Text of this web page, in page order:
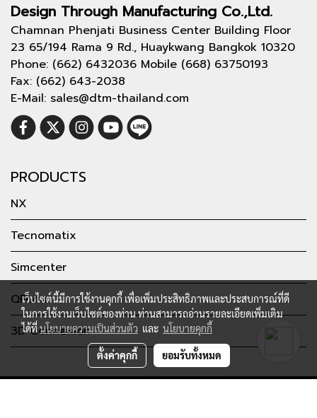
Design Through Manufacturing Co.,Ltd.
Chamnan Phenjati Business Center Building Floor
23 65/194 Rama 9 Rd., Huaykwang Bangkok 10320
Phone: (662) 6432036 Mobile (668) 63750193
Fax: (662) 643-2038
E-Mail: sales@dtm-thailand.com
PRODUCTS
NX
Tecnomatix
Simcenter
QForm
3D Connexion
เว็บไซต์นี้มีการใช้งานคุกกี้ เพื่อเพิ่มประสิทธิภาพและประสบการณ์ที่ดี
ในการใช้งานเว็บไซต์ของท่าน ท่านสามารถอ่านรายละเอียดเพิ่มเติม
ได้ที่นโยบายความเป็นส่วนตัว และ นโยบายคุกกี้
ตั้งค่าคุกกี้ ยอมรับทั้งหมด